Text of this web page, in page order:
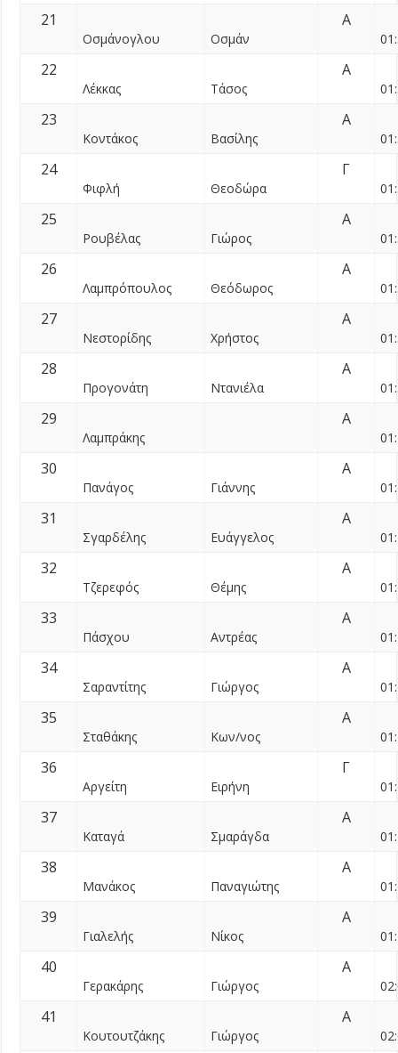
21
Οσμάνογλου Οσμάν
Α
22
Λέκκας Τάσος
Α
23
Κοντάκος Βασίλης
Α
24
Φιφλή Θεοδώρα
Γ
25
Ρουβέλας Γιώρος
Α
26
Λαμπρόπουλος Θεόδωρος
Α
27
Νεστορίδης Χρήστος
Α
28
Προγονάτη Ντανιέλα
Α
29
Λαμπράκης
Α
30
Πανάγος Γιάννης
Α
31
Σγαρδέλης Ευάγγελος
Α
32
Τζερεφός Θέμης
Α
33
Πάσχου Αντρέας
Α
34
Σαραντίτης Γιώργος
Α
35
Σταθάκης Κων/νος
Α
36
Αργείτη Ειρήνη
Γ
37
Καταγά Σμαράγδα
Α
38
Μανάκος Παναγιώτης
Α
39
Γιαλελής Νίκος
Α
40
Γερακάρης Γιώργος
Α
41
Κουτουτζάκης Γιώργος
Α